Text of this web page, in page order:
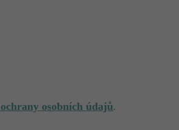
osobních údajů.